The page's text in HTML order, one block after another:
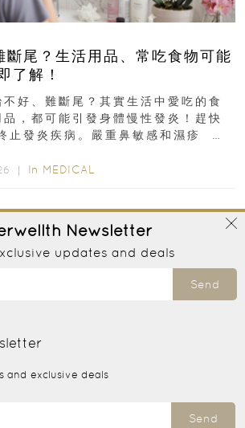
斷尾？生活用品、常吃食物可能
了解！
好、難斷尾？其實生活中愛吃的食
，都可能引發身體慢性發炎！趕快
止發炎疾病。嚴重鼻敏感和濕疹 生
｜ In MEDICAL
Newsletter
updates and deals
Send
and exclusive deals
Send